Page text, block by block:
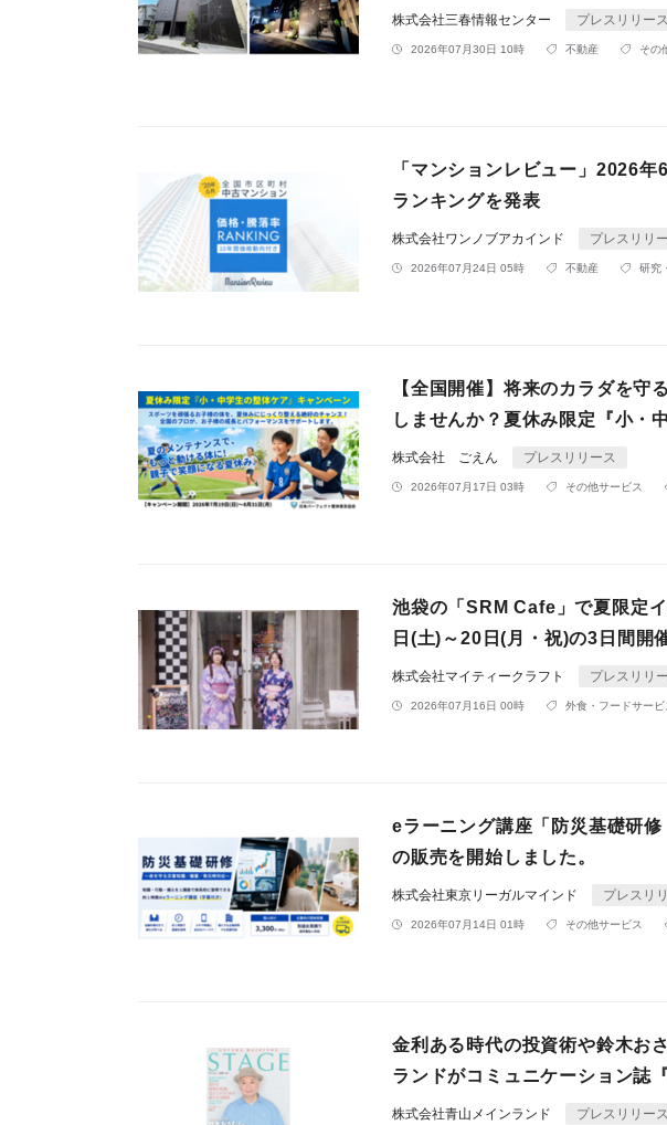
株式会社三春情報センター プレスリリース
2026年07月30日 10時 不動産 その
「マンションレビュー」2026
ランキングを発表
株式会社ワンノブアカインド プレスリリ
2026年07月24日 05時 不動産 研究
【全国開催】将来のカラダを守
しませんか？夏休み限定『小・
株式会社 ごえん プレスリリース
2026年07月17日 03時 その他サービス
池袋の「SRM Cafe」で夏限定
日(土)～20日(月・祝)の3日間開
株式会社マイティークラフト プレスリリ
2026年07月16日 00時 外食・フードサービ
eラーニング講座「防災基礎研
の販売を開始しました。
株式会社東京リーガルマインド プレスリ
2026年07月14日 01時 その他サービス
金利ある時代の投資術や鈴木お
ランドがコミュニケーション誌
株式会社青山メインランド プレスリリース